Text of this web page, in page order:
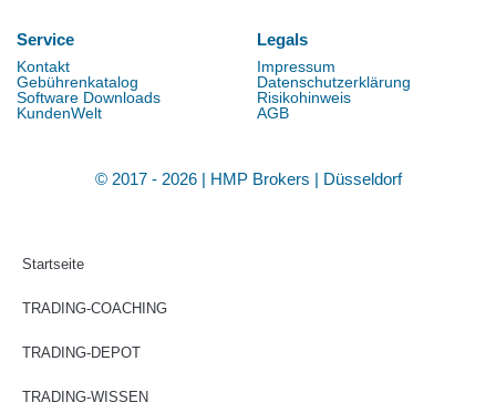
Service
Kontakt
Gebührenkatalog
Software Downloads
KundenWelt
Legals
Impressum
Datenschutzerklärung
Risikohinweis
AGB
© 2017 - 2026 | HMP Brokers | Düsseldorf
Startseite
TRADING-COACHING
TRADING-DEPOT
TRADING-WISSEN